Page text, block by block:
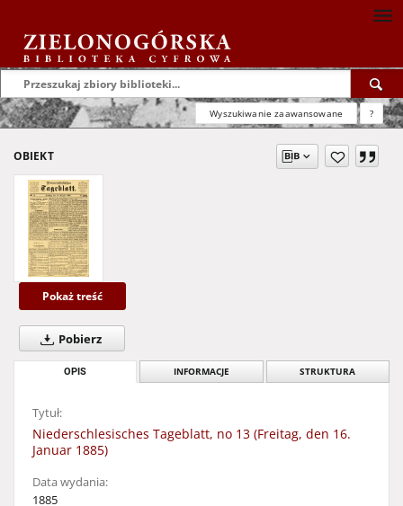
Wyszukiwanie zaawansowane ?
OBIEKT
Pokaż treść
Pobierz
OPIS INFORMACJE STRUKTURA
Tytuł:
Niederschlesisches Tageblatt, no 13 (Freitag, den 16.
Januar 1885)
Data wydania:
1885